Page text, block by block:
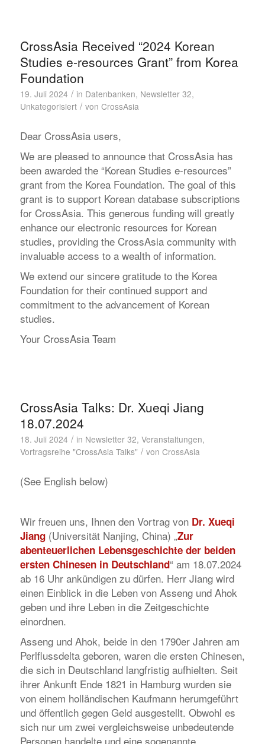
CrossAsia Received “2024 Korean
Studies e-resources Grant” from Korea
Foundation
19. Juli 2024 / in Datenbanken, Newsletter 32,
Unkategorisiert / von CrossAsia
Dear CrossAsia users,
We are pleased to announce that CrossAsia has
been awarded the “Korean Studies e-resources”
grant from the Korea Foundation. The goal of this
grant is to support Korean database subscriptions
for CrossAsia. This generous funding will greatly
enhance our electronic resources for Korean
studies, providing the CrossAsia community with
invaluable access to a wealth of information.
We extend our sincere gratitude to the Korea
Foundation for their continued support and
commitment to the advancement of Korean
studies.
Your CrossAsia Team
CrossAsia Talks: Dr. Xueqi Jiang
18.07.2024
18. Juli 2024 / in Newsletter 32, Veranstaltungen,
Vortragsreihe "CrossAsia Talks" / von CrossAsia
(See English below)
Wir freuen uns, Ihnen den Vortrag von Dr. Xueqi
Jiang(Universität Nanjing, China) „Zur
abenteuerlichen Lebensgeschichte der beiden
ersten Chinesen in Deutschland“ am 18.07.2024
ab 16 Uhr ankündigen zu dürfen. Herr Jiang wird
einen Einblick in die Leben von Asseng und Ahok
geben und ihre Leben in die Zeitgeschichte
einordnen.
Asseng und Ahok, beide in den 1790er Jahren am
Perlflussdelta geboren, waren die ersten Chinesen,
die sich in Deutschland langfristig aufhielten. Seit
ihrer Ankunft Ende 1821 in Hamburg wurden sie
von einem holländischen Kaufmann herumgeführt
und öffentlich gegen Geld ausgestellt. Obwohl es
sich nur um zwei vergleichsweise unbedeutende
Personen handelte und eine sogenannte